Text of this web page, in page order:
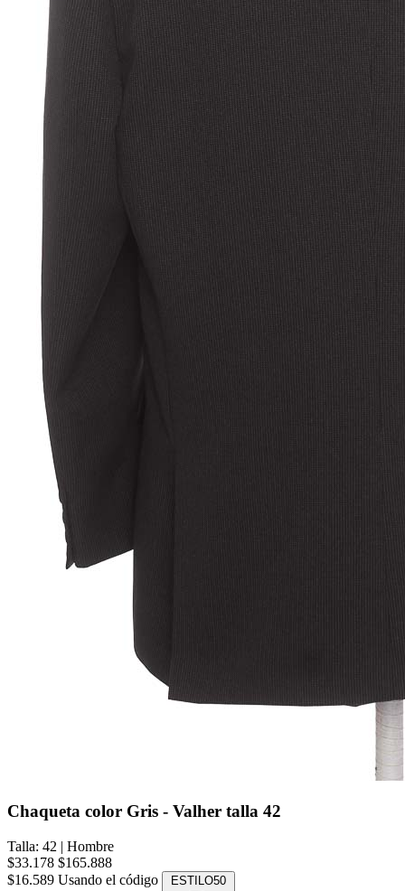
Chaqueta color Gris - Valher talla 42
Talla: 42 | Hombre
$33.178 $165.888
$16.589 Usando el código ESTILO50